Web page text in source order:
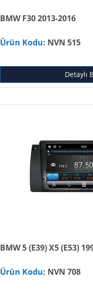
BMW F30 2013-2016
Ürün Kodu: NVN 515
Detaylı
BMW 5 (E39) X5 (E53)
Ürün Kodu: NVN 708